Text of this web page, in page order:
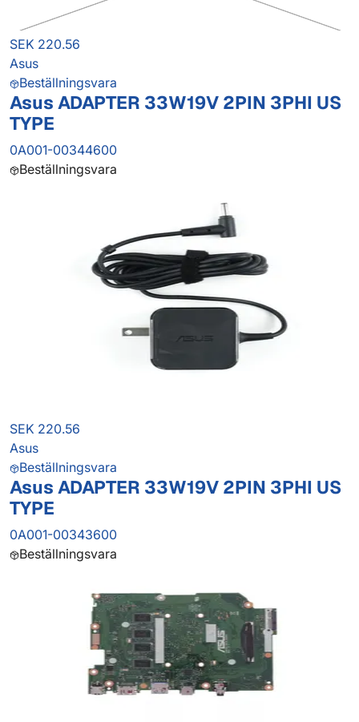
SEK 220.56
Asus
Beställningsvara
Asus ADAPTER 33W19V 2PIN 3PHI US
TYPE
0A001-00344600
Beställningsvara
SEK 220.56
Asus
Beställningsvara
Asus ADAPTER 33W19V 2PIN 3PHI US
TYPE
0A001-00343600
Beställningsvara